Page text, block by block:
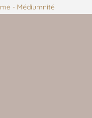
- Médiumnité